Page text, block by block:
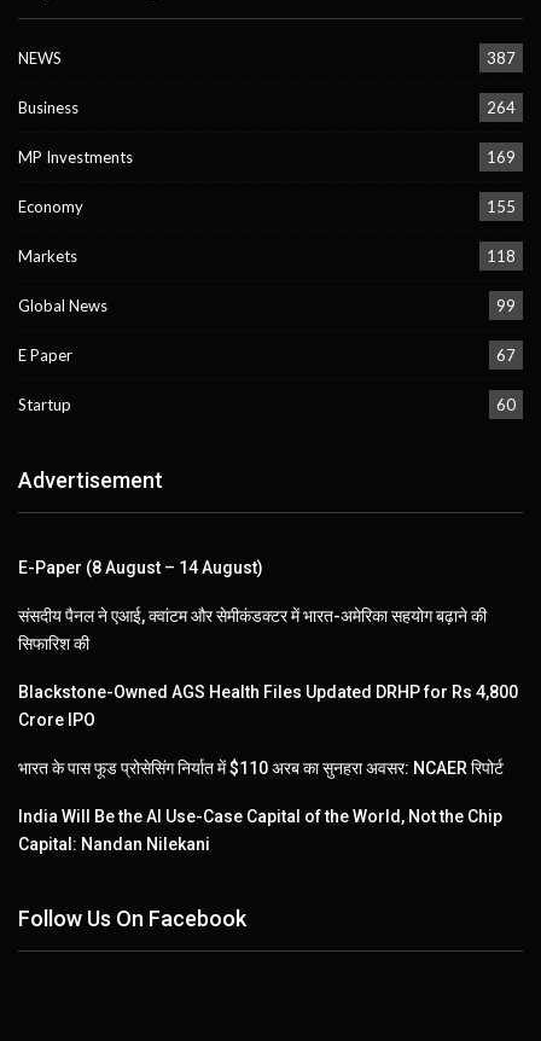
NEWS 387
Business 264
MP Investments 169
Economy 155
Markets 118
Global News 99
E Paper 67
Startup 60
Advertisement
E-Paper (8 August – 14 August)
संसदीय पैनल ने एआई, क्वांटम और सेमीकंडक्टर में भारत-अमेरिका सहयोग बढ़ाने की
सिफारिश की
Blackstone-Owned AGS Health Files Updated DRHP for Rs 4,800
Crore IPO
भारत के पास फूड प्रोसेसिंग निर्यात में $110 अरब का सुनहरा अवसर: NCAER रिपोर्ट
India Will Be the AI Use-Case Capital of the World, Not the Chip
Capital: Nandan Nilekani
Follow Us On Facebook